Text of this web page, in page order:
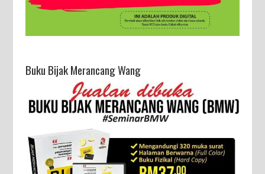
Buku Bijak Merancang Wang